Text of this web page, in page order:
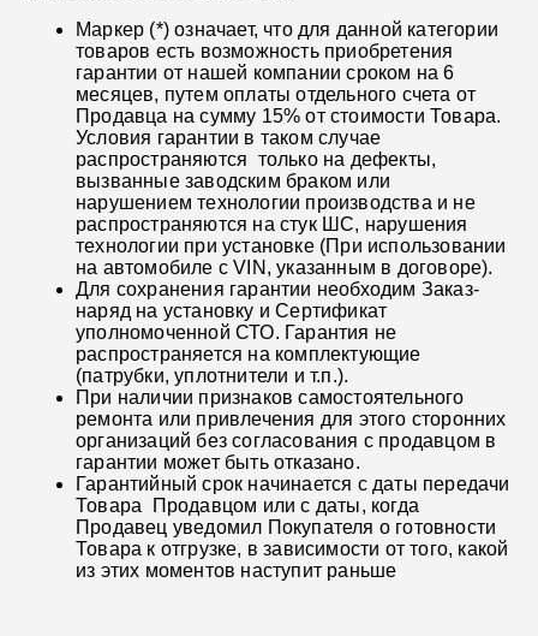
Маркер (*) означает, что для данной категории
товаров есть возможность приобретения
гарантии от нашей компании сроком на 6
месяцев, путем оплаты отдельного счета от
Продавца на сумму 15% от стоимости Товара.
Условия гарантии в таком случае
распространяются только на дефекты,
вызванные заводским браком или
нарушением технологии производства и не
распространяются на стук ШС, нарушения
технологии при установке (При использовании
на автомобиле с VIN, указанным в договоре).
Для сохранения гарантии необходим Заказ-
наряд на установку и Сертификат
уполномоченной СТО. Гарантия не
распространяется на комплектующие
(патрубки, уплотнители и т.п.).
При наличии признаков самостоятельного
ремонта или привлечения для этого сторонних
организаций без согласования с продавцом в
гарантии может быть отказано.
Гарантийный срок начинается с даты передачи
Товара Продавцом или с даты, когда
Продавец уведомил Покупателя о готовности
Товара к отгрузке, в зависимости от того, какой
из этих моментов наступит раньше